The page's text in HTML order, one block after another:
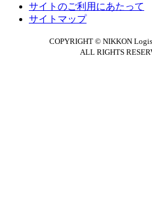
サイトのご利用にあたって
サイトマップ
COPYRIGHT © NIKKON
ALL RIGHTS